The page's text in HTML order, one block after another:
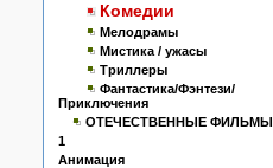
Комедии
Мелодрамы
Мистика / ужасы
Триллеры
Фантастика/Фэнтези/
Приключения
ОТЕЧЕСТВЕННЫЕ ФИЛЬМЫ
1
Анимация